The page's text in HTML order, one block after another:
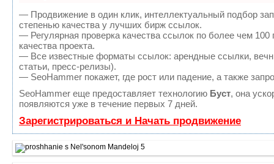
— Продвижение в один клик, интеллектуальный подбор
степенью качества у лучших бирж ссылок.
— Регулярная проверка качества ссылок по более чем
качества проекта.
— Все известные форматы ссылок: арендные ссылки,
статьи, пресс-релизы).
— SeoHammer покажет, где рост или падение, а также
SeoHammer еще предоставляет технологию Буст, она
появляются уже в течение первых 7 дней.
Зарегистрироваться и Начать продвижение